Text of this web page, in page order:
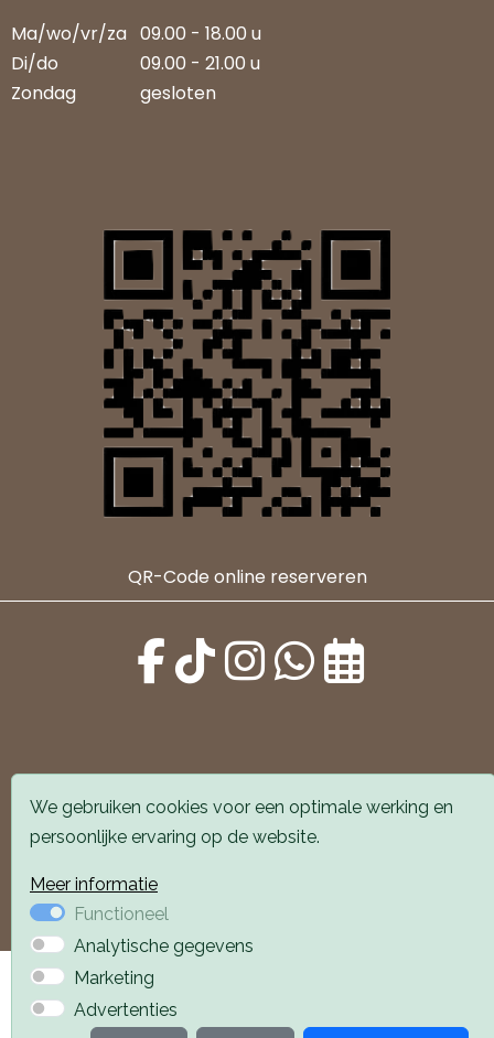
Ma/wo/vr/za 09.00 - 18.00 u
Di/do
09.00 - 21.00 u
Zondag
gesloten
QR-Code online reserveren
Alle locaties zijn goed bereikbaar met auto en
openbaar vervoer. Er is parkeergelegenheid voor de
Privacyverklaring
We gebruiken cookies voor een optimale werking en
persoonlijke ervaring op de website.
Meer informatie
Functioneel
Analytische gegevens
Marketing
Advertenties